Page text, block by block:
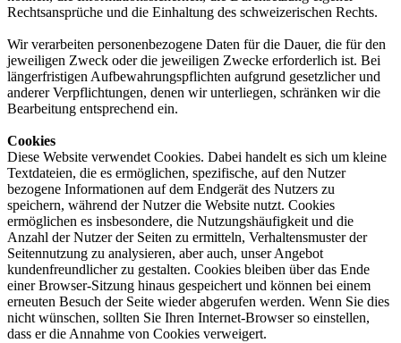
Rechtsansprüche und die Einhaltung des schweizerischen Rechts.
Wir verarbeiten personenbezogene Daten für die Dauer, die für den
jeweiligen Zweck oder die jeweiligen Zwecke erforderlich ist. Bei
längerfristigen Aufbewahrungspflichten aufgrund gesetzlicher und
anderer Verpflichtungen, denen wir unterliegen, schränken wir die
Bearbeitung entsprechend ein.
Cookies
Diese Website verwendet Cookies. Dabei handelt es sich um kleine
Textdateien, die es ermöglichen, spezifische, auf den Nutzer
bezogene Informationen auf dem Endgerät des Nutzers zu
speichern, während der Nutzer die Website nutzt. Cookies
ermöglichen es insbesondere, die Nutzungshäufigkeit und die
Anzahl der Nutzer der Seiten zu ermitteln, Verhaltensmuster der
Seitennutzung zu analysieren, aber auch, unser Angebot
kundenfreundlicher zu gestalten. Cookies bleiben über das Ende
einer Browser-Sitzung hinaus gespeichert und können bei einem
erneuten Besuch der Seite wieder abgerufen werden. Wenn Sie dies
nicht wünschen, sollten Sie Ihren Internet-Browser so einstellen,
dass er die Annahme von Cookies verweigert.